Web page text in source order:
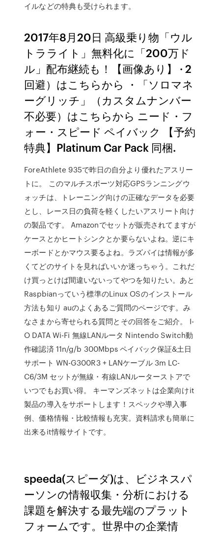
イルなどの特典も受けられます。
2017年8月20日 高級乗り物「ウル
トラライト」無料化に「200万ド
ル」配布継続も！【画像あり】 · 2
回避）はこちらから ・「ソロマネ
ーグリッチ」（カスタムナンバー
不必要）はこちらから ニード・フ
ォー・スピード ペイバック 【予約
特典】Platinum Car Pack 同梱.
ForeAthlete 935で昨日の自分より優れたアスリー
トに。 このマルチスポーツ対応GPSランニングウ
ォッチは、トレーニング向けの正確なデータを必要
とし、レース日の負荷を軽くしたいアスリート向け
の製品です。 Amazonでセットが販売されてますが
ケースとかヒートシンクとか要らないよね。逆にキ
ーボードとかマウス要るよね。ラズパイは情報が多
くてどのサイトを見ればいいか迷っちゃう。これだ
け買っとけば間違いないってやつを知りたい。あと
Raspbianっていう標準のLinux OSのインストール
方法も知り auのよくあるご質問のページです。み
なさまから寄せられる質問とその回答をご紹介。 I-
O DATA Wi-Fi 無線LANルータ Nintendo Switch動
作確認済 11n/g/b 300Mbps ペイバック保証&土日
サポート WN-G300R3 + LANケーブル 3m LC-
C6/3M セットが無線・有線LANルーターストアで
いつでもお買い得。 キーマンズネットは企業向けit
製品の導入をサポートします！スペックや導入事
例、価格情報・比較情報も充実。資料請求も簡単に
出来るit情報サイトです。
speeda(スピーダ)は、ビジネスパ
ーソンの情報収集・分析における
課題を解決する最先端のプラット
フォームです。世界中の企業情